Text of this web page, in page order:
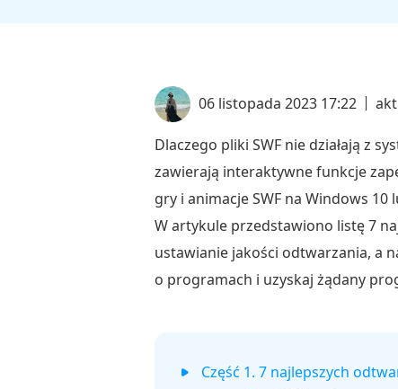
06 listopada 2023 17:22
Dlaczego pliki SWF nie działają z
zawierają interaktywne funkcje
gry i animacje SWF na Windows 10
W artykule przedstawiono listę 7
ustawianie jakości odtwarzania, a
o programach i uzyskaj żądany
Część 1. 7 najlepszych